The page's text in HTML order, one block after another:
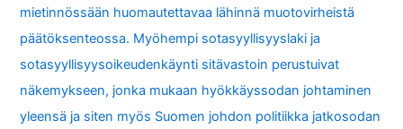
mietinnössään huomautettavaa lähinnä muotovirheistä
päätöksenteossa. Myöhempi sotasyyllisyyslaki ja
sotasyyllisyysoikeudenkäynti sitävastoin perustuivat
näkemykseen, jonka mukaan hyökkäyssodan johtaminen
yleensä ja siten myös Suomen johdon politiikka jatkosodan